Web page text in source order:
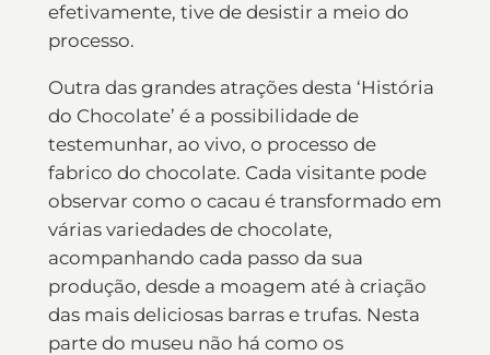
efetivamente, tive de desistir a meio do
processo.
Outra das grandes atrações desta ‘História
do Chocolate’ é a possibilidade de
testemunhar, ao vivo, o processo de
fabrico do chocolate. Cada visitante pode
observar como o cacau é transformado em
várias variedades de chocolate,
acompanhando cada passo da sua
produção, desde a moagem até à criação
das mais deliciosas barras e trufas. Nesta
parte do museu não há como os